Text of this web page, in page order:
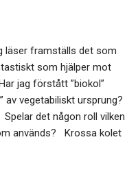
läser framställs det som
som hjälper mot
jag förstått ”biokol”
av vegetabiliskt ursprung?
det någon roll vilken
används? Krossa kolet